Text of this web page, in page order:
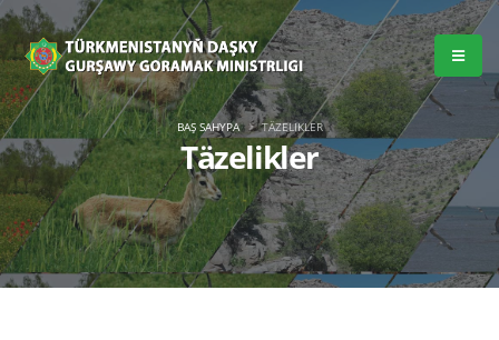
Täzelikler
BAŞ SAHYPA TÄZELIKLER